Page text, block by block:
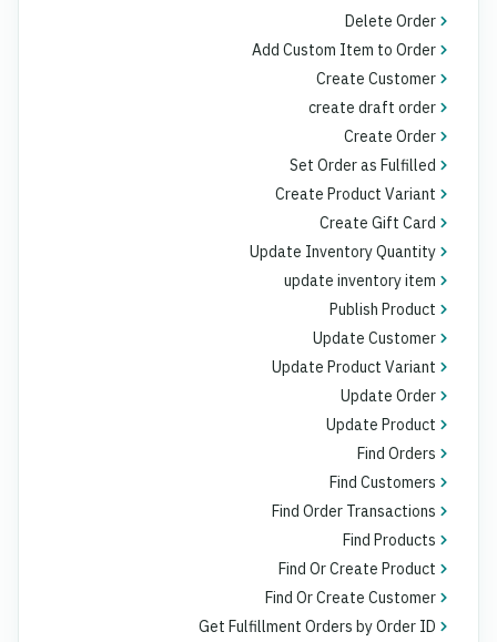
Delete Order
Add Custom Item to Order
Create Customer
create draft order
Create Order
Set Order as Fulfilled
Create Product Variant
Create Gift Card
Update Inventory Quantity
update inventory item
Publish Product
Update Customer
Update Product Variant
Update Order
Update Product
Find Orders
Find Customers
Find Order Transactions
Find Products
Find Or Create Product
Find Or Create Customer
Get Fulfillment Orders by Order ID